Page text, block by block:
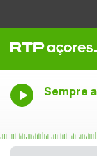
Sempre